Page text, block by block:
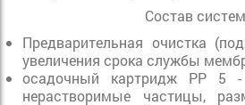
Состав
Предварительная очистка
увеличения срока службы
осадочный картридж РР 5
нерастворимые частицы,